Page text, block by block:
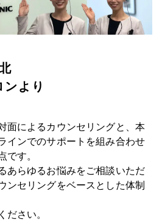
より
面によるカウンセリングと、本
インでのサポートを組み合わせ
です。
あらゆるお悩みをご相談いただ
ンセリングをベースとした体制
ださい。